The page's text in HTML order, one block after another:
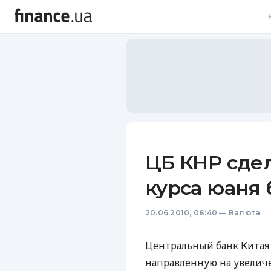
ЦБ КНР
курса юаня
20.06.2010, 08:40 — Валюта
Центральный банк
направленную на